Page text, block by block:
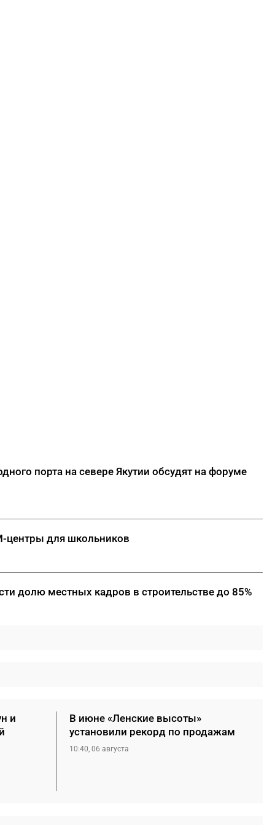
порта на севере Якутии обсудят на форуме
центры для школьников
долю местных кадров в строительстве до 85%
и
В июне «Ленские высоты»
установили рекорд по продажам
10:40, 06 августа